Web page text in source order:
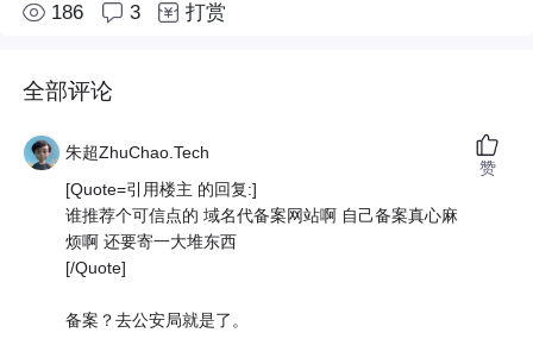
186 3 打赏
全部评论
朱超ZhuChao.Tech
[Quote=引用楼主 的回复:]
谁推荐个可信点的 域名代备案网站啊 自己备案真心麻
烦啊 还要寄一大堆东西
[/Quote]
备案？去公安局就是了。
赞